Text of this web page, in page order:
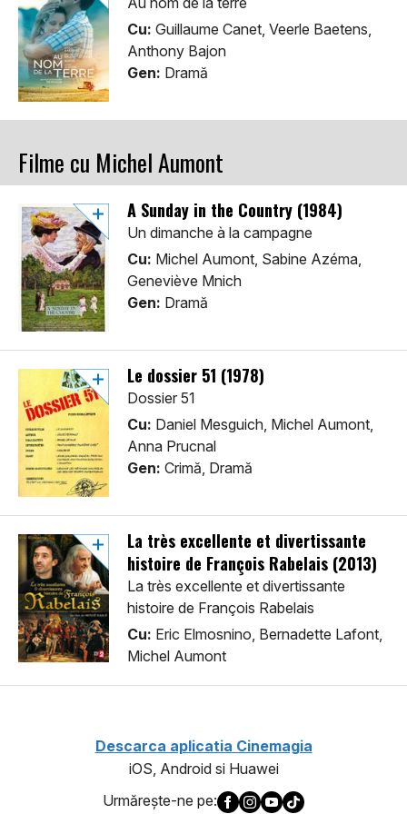
Cu: Guillaume Canet, Veerle Baetens,
Anthony Bajon
Gen: Dramă
Filme cu Michel Aumont
A Sunday in the Country (1984)
Un dimanche à la campagne
Cu: Michel Aumont, Sabine Azéma,
Geneviève Mnich
Gen: Dramă
Le dossier 51 (1978)
Dossier 51
Cu: Daniel Mesguich, Michel Aumont,
Anna Prucnal
Gen: Crimă, Dramă
La très excellente et divertissante
histoire de François Rabelais (2013)
La très excellente et divertissante
histoire de François Rabelais
Cu: Eric Elmosnino, Bernadette Lafont,
Michel Aumont
Descarca aplicatia Cinemagia
iOS, Android si Huawei
Urmăreşte-ne pe: